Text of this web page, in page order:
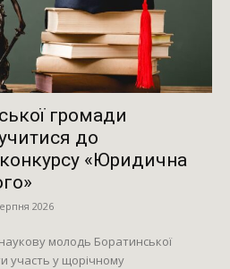
громади
до
«Юридична
2026
молодь Боратинської
участь у щорічному